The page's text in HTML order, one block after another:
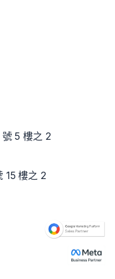
6 號 5 樓之 2
15 樓之 2